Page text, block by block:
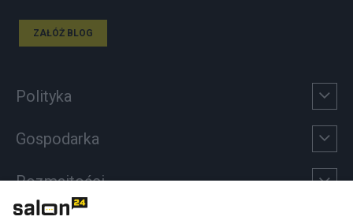
ZAŁÓŻ BLOG
Polityka
Gospodarka
Rozmaitości